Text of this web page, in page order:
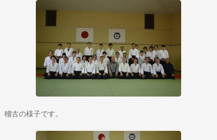
稽古の様子です。